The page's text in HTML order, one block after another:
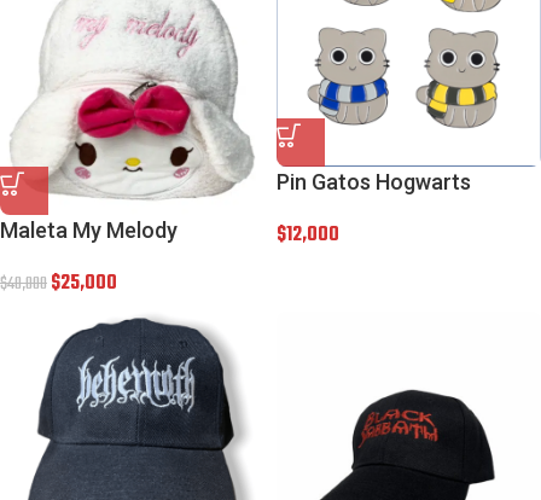
Maleta My Melody
$40,000$25,000
Pin Gatos Hogwarts
$12,000